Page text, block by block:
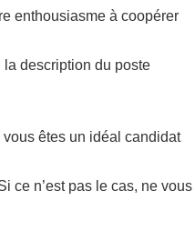
enthousiasme à coopérer
description du poste
êtes un idéal candidat
ce n’est pas le cas, ne vous